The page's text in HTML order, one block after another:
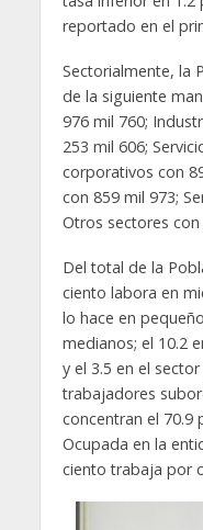
reportado en el
Sectorialmente, la
de la siguiente
976 mil 760;
253 mil 606;
corporativos con
con 859 mil 973;
Otros sectores
Del total de la
ciento labora en
lo hace en
medianos; el 10.2
y el 3.5 en el
trabajadores
concentran el 70.9
Ocupada en la
ciento trabaja por